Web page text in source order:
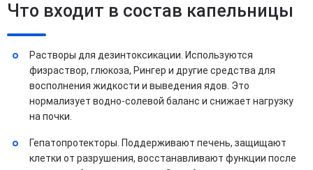
Что входит в состав капельницы
Растворы для дезинтоксикации. Используются
физраствор, глюкоза, Рингер и другие средства для
восполнения жидкости и выведения ядов. Это
нормализует водно-солевой баланс и снижает нагрузку
на почки.
Гепатопротекторы. Поддерживают печень, защищают
клетки от разрушения, восстанавливают функции после